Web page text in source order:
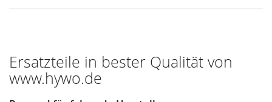
Ersatzteile in bester Qualität von
www.hywo.de